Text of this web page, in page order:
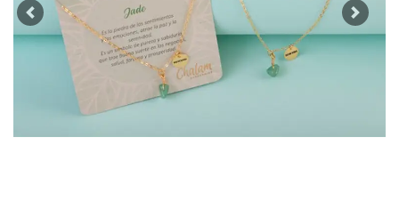
Previous Next